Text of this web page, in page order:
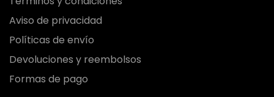
Aviso de privacidad
Políticas de envío
Devoluciones y reembolsos
Formas de pago